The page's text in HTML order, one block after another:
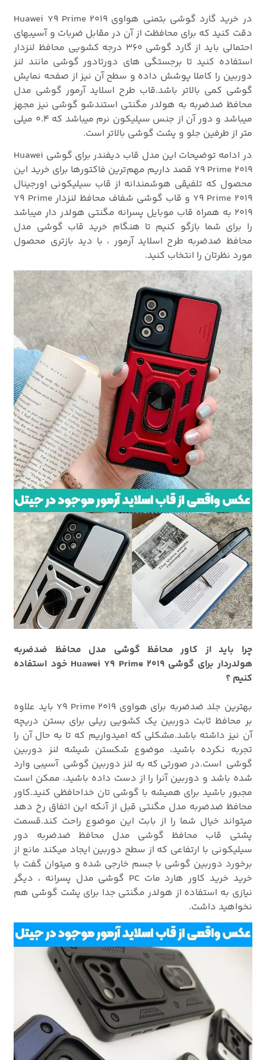
در خرید گارد گوشی بتمنی هواوی Huawei Y9 Prime 2019
دقت کنید که برای محافظت از آن در مقابل ضربات و آسیبهای
احتمالی باید از گارد گوشی
360 درجه کشویی محافظ لنزدار
استفاده کنید تا برجستگی های دورتادور گوشی مانند لنز
دوربین را کاملا پوشش داده و سطح آن نیز از صفحه نمایش
گوشی کمی بالاتر باشد.قاب طرح اسلاید آرمور گوشی مدل
محافظ ضدضربه به هولدر مگنتی استندشو گوشی نیز مجهز
میباشد و دور آن از جنس سیلیکون نرم میباشد که 0.4 میلی
متر از طرفین جلو و پشت گوشی بالاتر است.
در ادامه توضیحات این مدل قاب دیفندر برای گوشی Huawei
Y9 Prime 2019 قصد داریم مهم‌ترین فاکتورها برای خرید این
محصول که تلفیقی هوشمندانه از قاب سیلیکونی اورجینال
Y9 Prime 2019 و قاب گوشی شفاف محافظ لنزدار Y9 Prime
2019 به همراه قاب موبایل پسرانه مگنتی هولدر دار میباشد
را برای شما بازگو کنیم تا هنگام خرید قاب گوشی مدل
محافظ ضدضربه طرح اسلاید آرمور ، با دید بازتری محصول
مورد نظرتان را انتخاب کنید.
چرا باید از کاور محافظ گوشی مدل محافظ ضدضربه
هولدردار برای گوشی Huawei Y9 Prime 2019 خود استفاده
کنیم ؟
بهترین جلد ضدضربه برای هواوی Y9 Prime 2019 باید علاوه
بر محافظ ثابت دوربین یک کشویی ریلی برای بستن دریچه
آن نیز داشته باشد.مشکلی که امیدواریم که تا به حال آن را
تجربه نکرده باشید، موضوع شکستن شیشه لنز دوربین
گوشی است.در صورتی که به لنز دوربین گوشی آسیبی وارد
شده باشد و دوربین آنرا را از دست داده باشید، ممکن است
مجبور باشید برای همیشه با گوشی تان خداحافظی کنید.کاور
محافظ ضدضربه مدل مگنتی قبل از آنکه این اتفاق رخ دهد
میتواند خیال شما را از بابت این موضوع راحت کند.قسمت
پشتی قاب محافظ گوشی مدل محافظ ضدضربه دور
سیلیکونی با ارتفاعی که از سطح دوربین ایجاد میکند مانع از
برخورد دوربین گوشی با جسم خارجی شده و میتوان گفت با
خرید خرید کاور هارد مات PC گوشی مدل پسرانه ، دیگر
نیازی به استفاده از هولدر مگنتی جدا برای پشت گوشی هم
نخواهید داشت.